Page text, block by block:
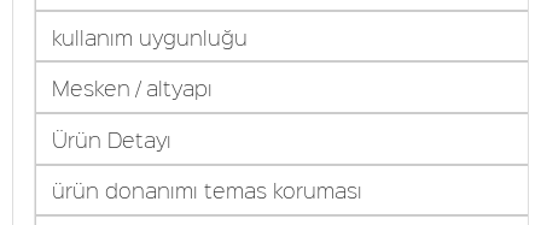
kullanım uygunluğu
Mesken / altyapı
Ürün Detayı
ürün donanımı temas koruması